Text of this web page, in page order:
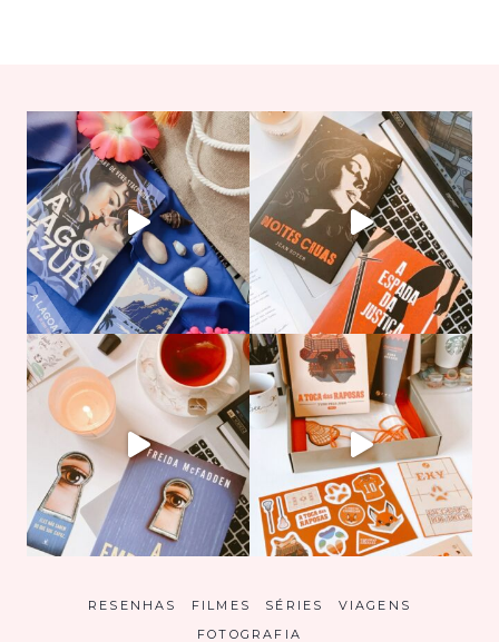
RESENHAS FILMES SÉRIES
VIAGENS
FOTOGRAFIA